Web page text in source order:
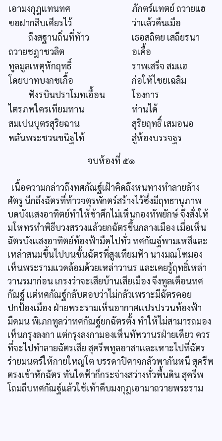
เอามงกุฎแทนทศ
ภักตร์แทตย์ ถวายแฮ
ฃอฝากสิบเศียรไว้
ว่าแล้วคืนเมือ
ถึงสฐานถิ่นที่ท้าว
เธอสถิตย เสถียรนา
ถวายชฎาชวลิต
อเคื้อ
ทูลมูลเหตุหักฤทธิ์
ราพเสร็จ สมแฮ
โดยบาทบงกชเกื้อ
ก่อให้ไชยเฉลิม
ฟังรบินปราโมทเอื้อน
โองการ
ไตรภพใครเทียมทาน
ท่านได้
สมเปนบุตรสุริยฉาน
สุริยฤทธิ์ เสมอนอ
พลันพระชวนขนิฐไท้
สู่ห้องบรรจฐร
จบห้องที่ ๕๑
เนื้อความกล่าวถึงทศกัณฐ์เฝ้าคิดถึงหนทางทำลายล้าง
ศัตรู นึกถึงฉัตรที่ท้าวจตุรพักตร์สร้างไว้ซึ่งมีฤทธานุภาพ
บดบังแสงอาทิตย์ทำให้ข้าศึกไม่เห็นกองทัพยักษ์ จึงสั่งให้
มโหทรทำพิธีบวงสรวงแล้วยกฉัตรขึ้นกลางเมือง เมื่อเห็น
ฉัตรบังแสงอาทิตย์ท้องฟ้ามืดไปทั่ว ทศกัณฐ์พามเหสีและ
เหล่าสนมขึ้นไปบนชั้นฉัตรที่สูงเทียมฟ้า นางมณโฑมอง
เห็นพระรามแวดล้อมด้วยเหล่าวานร และเคยรู้ฤทธิ์เหล่า
วานรมาก่อน เกรงว่าจะเสียบ้านเสียเมือง จึงทูลเตือนทศ
กัณฐ์ แต่ทศกัณฐ์กลับตอบว่าไม่กลัวเพราะมีฉัตรคอย
ปกป้องเมือง ฝ่ายพระรามเห็นอากาศแปรปรวนท้องฟ้า
มืดมน พิเภกทูลว่าทศกัณฐ์ยกฉัตรตั้ง ทำให้ไม่สามารถมอง
เห็นกรุงลงกา แต่กรุงลงกามองเห็นทัพวานรฝ่ายเดียว ควร
ที่จะไปทำลายฉัตรเสีย สุครีพทูลอาสาและเหาะไปที่ฉัตร
ร่ายมนตร์ให้กายใหญ่โต บรรดาปิศาจกลัวพากันหนี สุครีพ
ตรงเข้าหักฉัตร ทันใดฟ้าก็กระจ่างสว่างทั่วพื้นดิน สุครีพ
โถมถีบทศกัณฐ์แล้วใช้เท้าคีบมงกุฎเอามาถวายพระราม